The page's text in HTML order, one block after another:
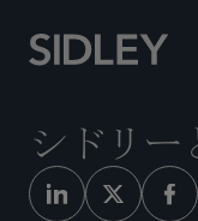
シドリー